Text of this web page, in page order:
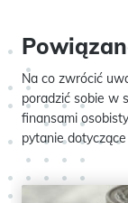
Na co zwrócić
poradzić sobie w
finansami
pytanie